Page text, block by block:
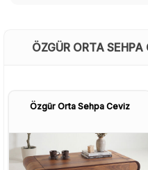
ÖZGÜR ORTA
Özgür Orta Sehpa Ceviz